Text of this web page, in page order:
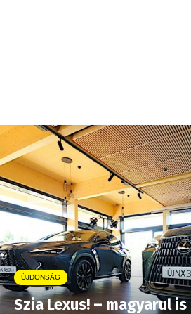
ÚJDONSÁG
Szia Lexus! – magyarul